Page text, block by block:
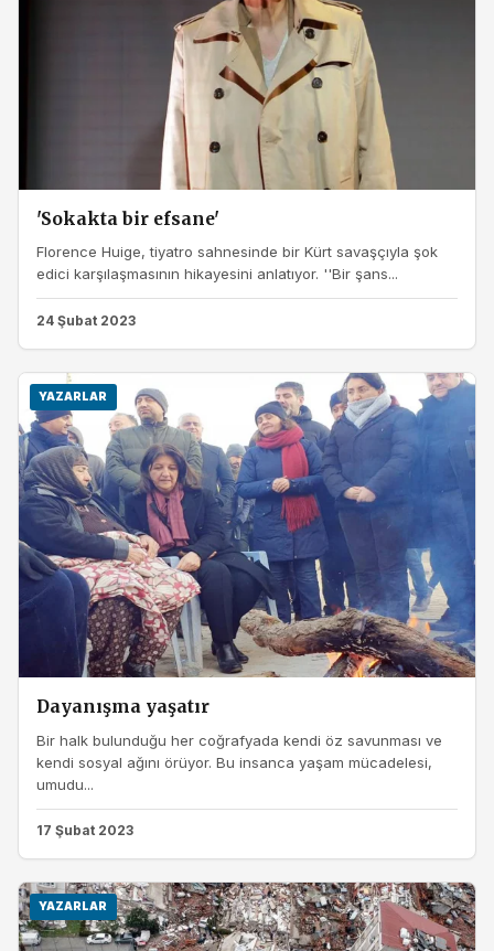
'Sokakta bir efsane'
Florence Huige, tiyatro sahnesinde bir Kürt savaşçıyla şok
edici karşılaşmasının hikayesini anlatıyor. ''Bir şans...
24 Şubat 2023
YAZARLAR
Dayanışma yaşatır
Bir halk bulunduğu her coğrafyada kendi öz savunması ve
kendi sosyal ağını örüyor. Bu insanca yaşam mücadelesi,
umudu...
17 Şubat 2023
YAZARLAR